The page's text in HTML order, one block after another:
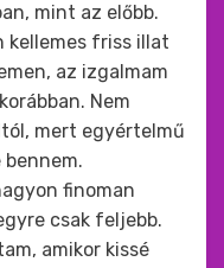
mint az előbb.
kellemes friss illat
az izgalmam
Nem
mert egyértelmű
finoman
csak feljebb.
amikor kissé